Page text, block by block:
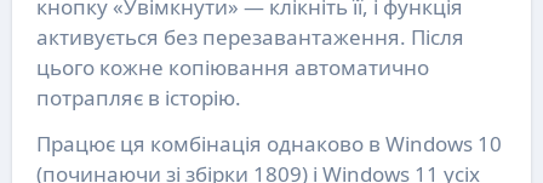
кнопку «Увімкнути» — клікніть її, і функція
активується без перезавантаження. Після
цього кожне копіювання автоматично
потрапляє в історію.
Працює ця комбінація однаково в Windows 10
(починаючи зі збірки 1809) і Windows 11 усіх